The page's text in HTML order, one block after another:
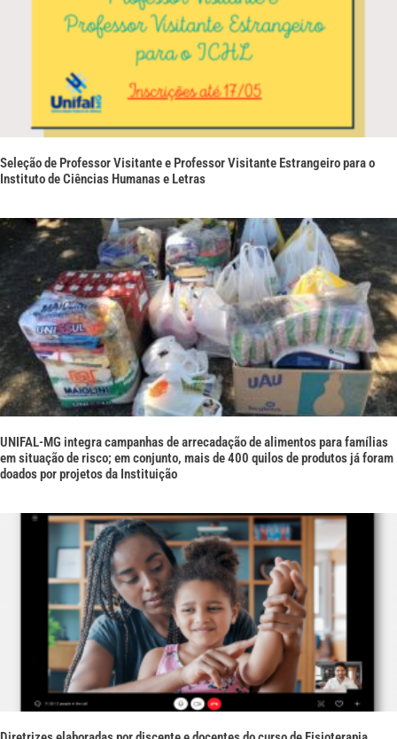
Seleção de Professor Visitante e Professor Visitante Estrangeiro para o
Instituto de Ciências Humanas e Letras
UNIFAL-MG integra campanhas de arrecadação de alimentos para famílias
em situação de risco; em conjunto, mais de 400 quilos de produtos já foram
doados por projetos da Instituição